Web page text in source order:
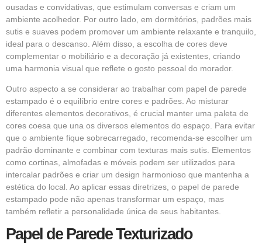
ousadas e convidativas, que estimulam conversas e criam um
ambiente acolhedor. Por outro lado, em dormitórios, padrões mais
sutis e suaves podem promover um ambiente relaxante e tranquilo,
ideal para o descanso. Além disso, a escolha de cores deve
complementar o mobiliário e a decoração já existentes, criando
uma harmonia visual que reflete o gosto pessoal do morador.
Outro aspecto a se considerar ao trabalhar com papel de parede
estampado é o equilíbrio entre cores e padrões. Ao misturar
diferentes elementos decorativos, é crucial manter uma paleta de
cores coesa que una os diversos elementos do espaço. Para evitar
que o ambiente fique sobrecarregado, recomenda-se escolher um
padrão dominante e combinar com texturas mais sutis. Elementos
como cortinas, almofadas e móveis podem ser utilizados para
intercalar padrões e criar um design harmonioso que mantenha a
estética do local. Ao aplicar essas diretrizes, o papel de parede
estampado pode não apenas transformar um espaço, mas
também refletir a personalidade única de seus habitantes.
Papel de Parede Texturizado